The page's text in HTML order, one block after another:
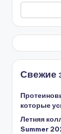
Свежие
которые
Летняя
Summer